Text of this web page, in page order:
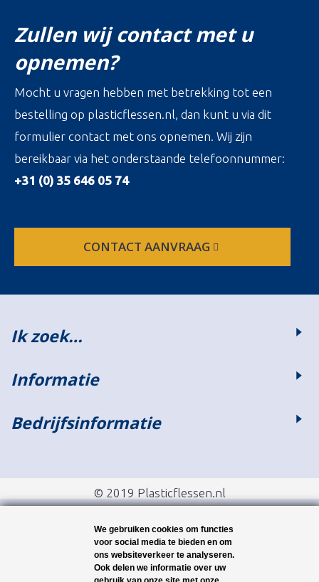
Zullen wij contact met u
opnemen?
Mocht u vragen hebben met betrekking tot een
bestelling op plasticflessen.nl, dan kunt u via dit
formulier contact met ons opnemen. Wij zijn
bereikbaar via het onderstaande telefoonnummer:
+31 (0) 35 646 05 74
CONTACT AANVRAAG
Ik zoek…
Informatie
Bedrijfsinformatie
© 2019 Plasticflessen.nl
We gebruiken cookies om functies
voor social media te bieden en om
ons websiteverkeer te analyseren.
Ook delen we informatie over uw